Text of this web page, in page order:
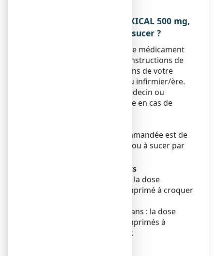
3. COMMENT PRENDRE FIXICAL 500 mg,
comprimé à croquer ou à sucer ?
Veillez à toujours prendre ce médicament
en suivant exactement les instructions de
cette notice ou les indications de votre
médecin, ou pharmacien ou infirmier/ère.
Vérifiez auprès de votre médecin ou
pharmacien ou infirmier/ère en cas de
Chez l’adulte, la dose recommandée est de
2 à 3 comprimés à croquer ou à sucer par
Utilisation chez les enfants
Chez l’enfant de 6 à 10 ans : la dose
recommandée est de 1 comprimé à croquer
Chez l’enfant de plus de 10 ans : la dose
recommandée est de 2 comprimés à
croquer ou à sucer par jour.